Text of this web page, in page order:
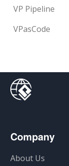
VP Pipeline
VPasCode
Company
About Us